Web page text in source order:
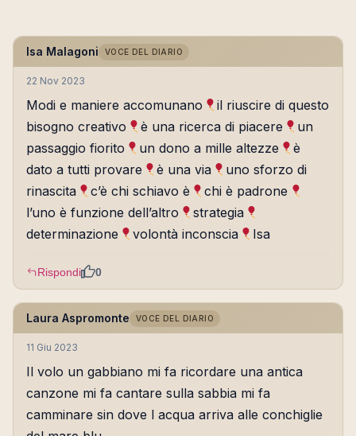
Isa Malagoni VOCE DEL DIARIO
22 Nov 2023
Modi e maniere accomunano
il riuscire di questo
bisogno creativo
è una ricerca di piacere
un
passaggio fiorito
un dono a mille altezze
è
dato a tutti provare
è una via
uno sforzo di
rinascita
c’è chi schiavo è
chi è padrone
l’uno è funzione dell’altro
strategia
determinazione
volontà inconscia Isa
Rispondi 0
Laura Aspromonte VOCE DEL DIARIO
11 Giu 2023
Il volo un gabbiano mi fa ricordare una antica
canzone mi fa cantare sulla sabbia mi fa
camminare sin dove l acqua arriva alle conchiglie